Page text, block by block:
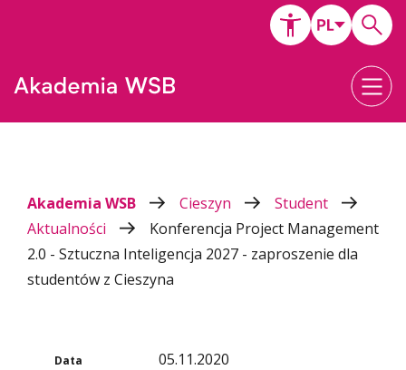
Akademia WSB Cieszyn
Student
Aktualności
Konferencja Project Management
2.0 - Sztuczna Inteligencja 2027 - zaproszenie dla
studentów z Cieszyna
Data 05.11.2020